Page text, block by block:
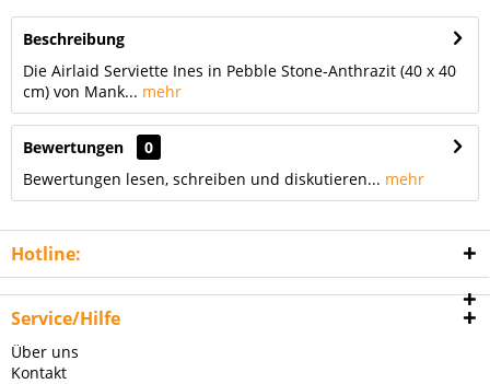
Beschreibung
Die Airlaid Serviette Ines in Pebble Stone-Anthrazit (40 x 40
cm) von Mank... mehr
Bewertungen
0
Bewertungen lesen, schreiben und diskutieren... mehr
Hotline:
Service/Hilfe
Über uns
Kontakt